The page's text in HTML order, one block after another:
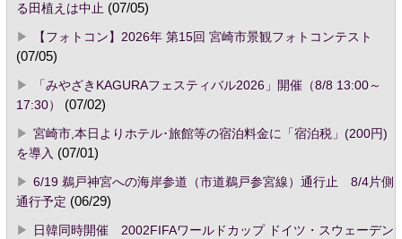
る田植えは中止 (07/05)
【フォトコン】2026年 第15回 宮崎市景観フォトコンテスト
(07/05)
「みやざきKAGURAフェスティバル2026」開催（8/8 13:00～
17:30）
(07/02)
宮崎市,本日よりホテル･旅館等の宿泊料金に「宿泊税」(200円)
を導入 (07/01)
6/19 鵜戸神宮への海岸参道（市道鵜戸参宮線）通行止 8/4片側
通行予定 (06/29)
日韓同時開催 2002FIFAワールドカップ ドイツ・スウェーデン